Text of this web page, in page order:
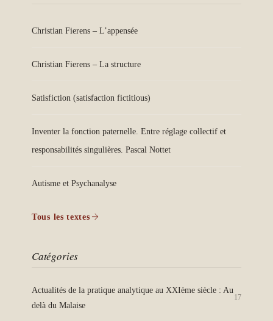
Christian Fierens – L’appensée
Christian Fierens – La structure
Satisfiction (satisfaction fictitious)
Inventer la fonction paternelle. Entre réglage collectif et
responsabilités singulières. Pascal Nottet
Autisme et Psychanalyse
Tous les textes
Catégories
Actualités de la pratique analytique au XXIème siècle : Au
delà du Malaise
17